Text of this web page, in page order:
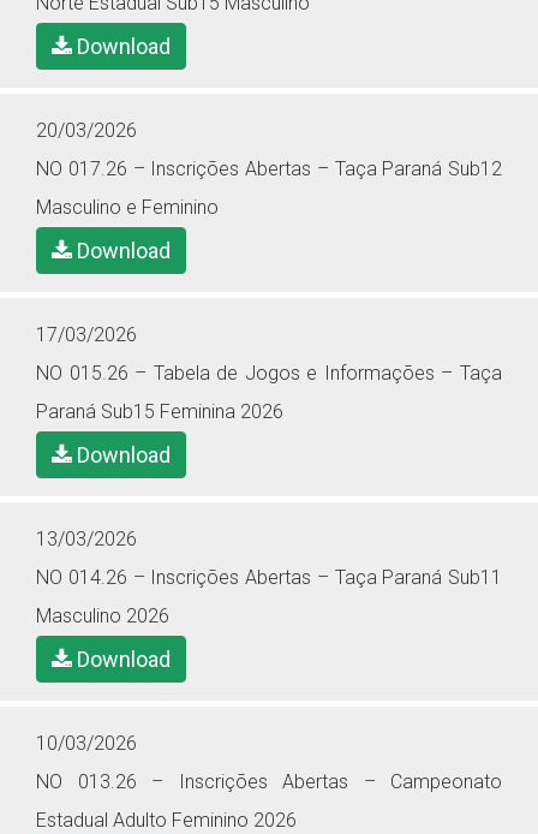
Download
20/03/2026
NO 017.26 – Inscrições Abertas – Taça Paraná Sub12
Masculino e Feminino
Download
17/03/2026
NO 015.26 – Tabela de Jogos e Informações – Taça
Paraná Sub15 Feminina 2026
Download
13/03/2026
NO 014.26 – Inscrições Abertas – Taça Paraná Sub11
Masculino 2026
Download
10/03/2026
NO 013.26 – Inscrições Abertas – Campeonato
Estadual Adulto Feminino 2026